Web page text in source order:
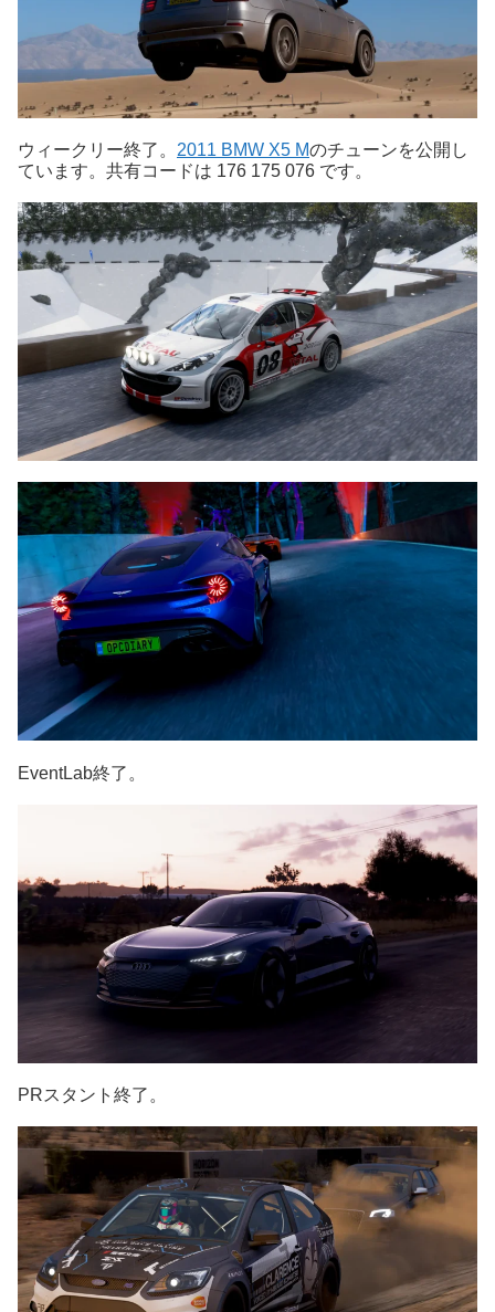
ウィークリー終了。 2011 BMW X5 Mのチューンを公開し
ています。共有コードは 176 175 076 です。
EventLab終了。
PRスタント終了。